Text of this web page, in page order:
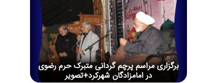
برگزاری مراسم پرچم گردانی متبرک حرم رضوی
در امامزادگان شهرکرد+تصویر